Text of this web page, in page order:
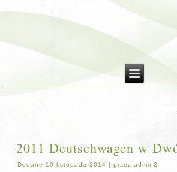
2011 Deutschwagen w
Dodane 10 listopada 2014 |przez admin2